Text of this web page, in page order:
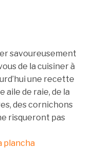
savoureusement
de la cuisiner à
une recette
aile de raie, de la
des cornichons
risqueront pas
plancha